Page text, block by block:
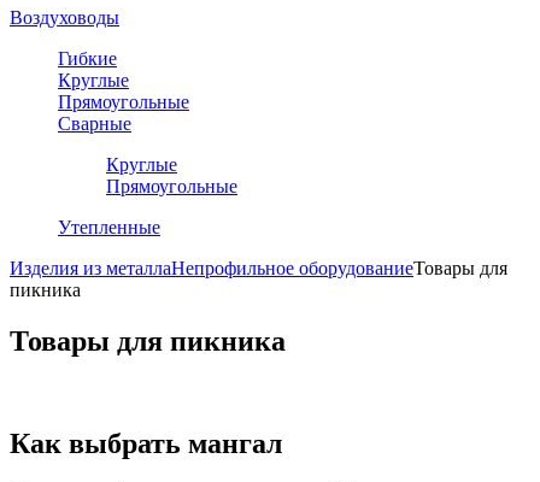
Воздуховоды
Гибкие
Круглые
Прямоугольные
Сварные
Круглые
Прямоугольные
Утепленные
Изделия из металлаНепрофильное оборудованиеТовары для
пикника
Товары для пикника
Как выбрать мангал